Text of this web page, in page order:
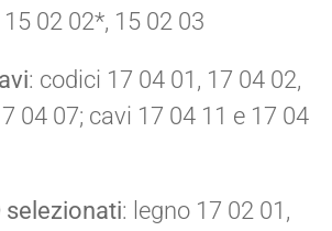
02 02*, 15 02 03
: codici 17 04 01, 17 04 02,
04 07; cavi 17 04 11 e 17 04
selezionati: legno 17 02 01,